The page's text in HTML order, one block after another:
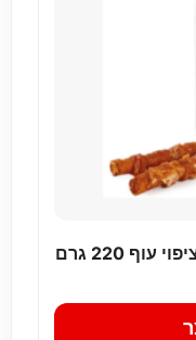
220 גרם